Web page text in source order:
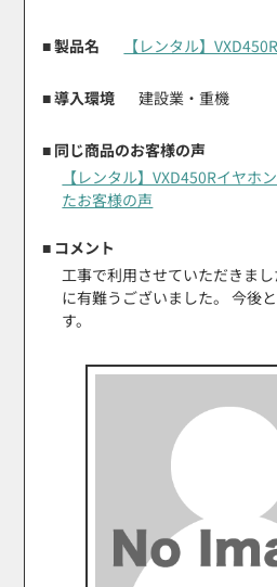
■ 製品名 【レンタル】
■ 導入環境 建設業・重機
■ 同じ商品のお客様の声
【レンタル】VXD450Rイヤホ
たお客様の声
■ コメント
工事で利用させていただきま
に有難うございました。 今後
す。